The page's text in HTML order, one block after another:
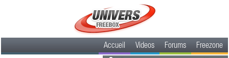
Accueil Videos Forums Freezone